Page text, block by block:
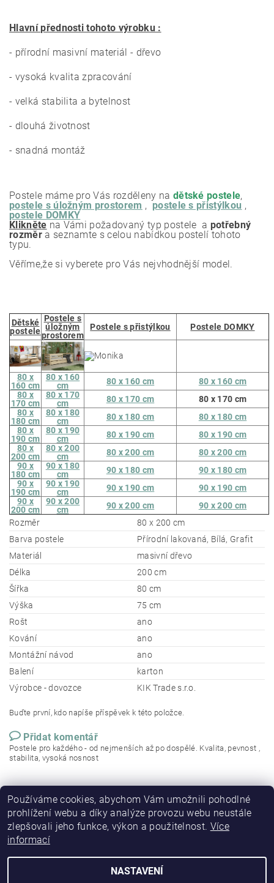
Hlavní přednosti tohoto výrobku :
- přírodní masivní materiál - dřevo
- vysoká kvalita zpracování
- velká stabilita a bytelnost
- dlouhá životnost
- snadná montáž
Postele máme pro Vás rozděleny na dětské postele,
postele s úložným prostorem , postele s přistýlkou ,
postele DOMKY
Klikněte na Vámi požadovaný typ postele a potřebný
rozměra seznamte s celou nabídkou postelí tohoto
typu.
Věříme,že si vyberete pro Vás nejvhodnější model.
Dětské
postele
Postele s
úložným
prostorem
Postele s přistýlkou Postele DOMKY
80 x
160 cm
80 x 160
cm
80 x 160 cm
80 x 160 cm
80 x
170 cm
80 x 170
cm
80 x 170 cm
80 x 170 cm
80 x
180 cm
80 x 180
cm
80 x 180 cm
80 x 180 cm
80 x
190 cm
80 x 190
cm
80 x 190 cm
80 x 190 cm
80 x
200 cm
80 x 200
cm
80 x 200 cm
80 x 200 cm
90 x
180 cm
90 x 180
cm
90 x 180 cm
90 x 180 cm
90 x
190 cm
90 x 190
cm
90 x 190 cm
90 x 190 cm
90 x
200 cm
90 x 200
cm
90 x 200 cm
90 x 200 cm
Rozměr
80 x 200 cm
Barva postele
Přírodní lakovaná, Bílá, Grafit
Materiál
masivní dřevo
Délka
200 cm
Šířka
80 cm
Výška
75 cm
Rošt
ano
Kování
ano
Montážní návod
ano
Balení
karton
Výrobce - dovozce
KIK Trade s.r.o.
Buďte první, kdo napíše příspěvek k této položce.
Přidat komentář
Postele pro každého - od nejmenších až po dospělé. Kvalita, pevnost ,
stabilita, vysoká nosnost
Používáme cookies, abychom Vám umožnili pohodlné
prohlížení webu a díky analýze provozu webu neustále
zlepšovali jeho funkce, výkon a použitelnost. Více
informací
NASTAVENÍ